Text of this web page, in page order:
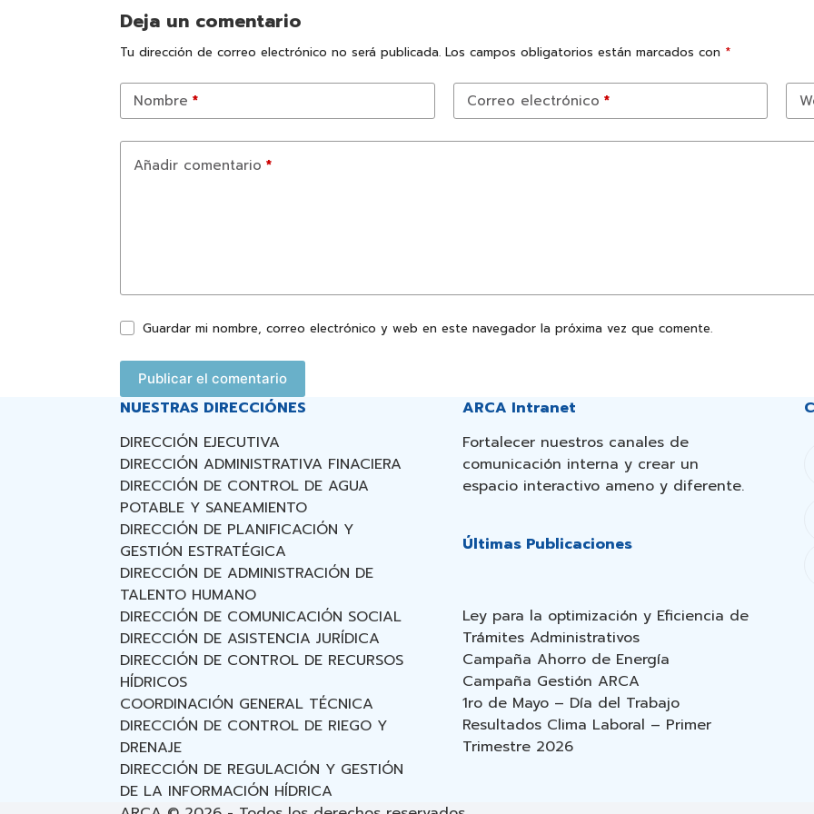
Deja un comentario
Tu dirección de correo electrónico no será publicada. Los campos obligatorios están marcados con *
Nombre * Correo electrónico *
Añadir comentario *
Guardar mi nombre, correo electrónico y web en este navegador la próxima vez que comente.
Publicar el comentario
NUESTRAS DIRECCIÓNES
DIRECCIÓN EJECUTIVA
DIRECCIÓN ADMINISTRATIVA FINACIERA
DIRECCIÓN DE CONTROL DE AGUA
POTABLE Y SANEAMIENTO
DIRECCIÓN DE PLANIFICACIÓN Y
GESTIÓN ESTRATÉGICA
DIRECCIÓN DE ADMINISTRACIÓN DE
TALENTO HUMANO
DIRECCIÓN DE COMUNICACIÓN SOCIAL
DIRECCIÓN DE ASISTENCIA JURÍDICA
DIRECCIÓN DE CONTROL DE RECURSOS
HÍDRICOS
COORDINACIÓN GENERAL TÉCNICA
DIRECCIÓN DE CONTROL DE RIEGO Y
DRENAJE
DIRECCIÓN DE REGULACIÓN Y GESTIÓN
DE LA INFORMACIÓN HÍDRICA
ARCA Intranet
Fortalecer nuestros canales de
comunicación interna y crear un
espacio interactivo ameno y diferente.
Últimas Publicaciones
Ley para la optimización y Eficiencia de
Trámites Administrativos
Campaña Ahorro de Energía
Campaña Gestión ARCA
1ro de Mayo – Día del Trabajo
Resultados Clima Laboral – Primer
Trimestre 2026